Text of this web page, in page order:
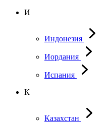
И
Индонезия
Иордания
Испания
К
Казахстан